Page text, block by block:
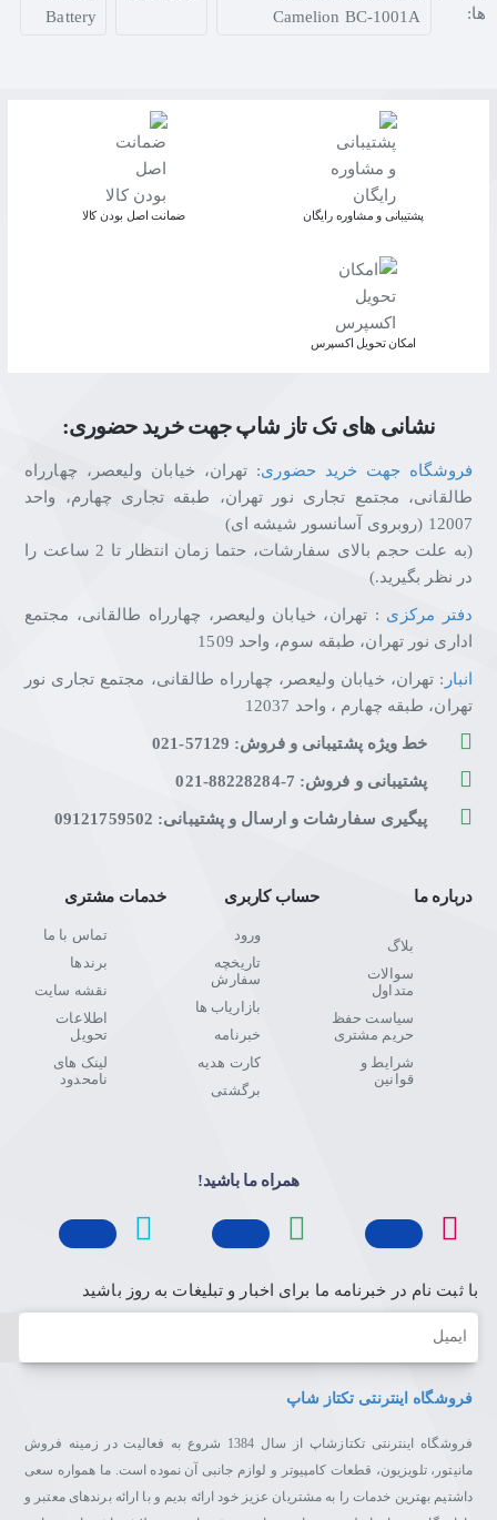
ها:
Camelion BC-1001A
Battery
پشتیبانی و مشاوره رایگان ﺿﻤﺎﻧﺖ اﺻﻞ ﺑﻮدن ﮐﺎﻟﺎ
اﻣﮑﺎن ﺗﺤﻮﯾﻞ اﮐﺴﭙﺮس
نشانی های تک تاز شاپ جهت خرید حضوری:
فروشگاه جهت خرید حضوری: تهران، خیابان ولیعصر، چهارراه
طالقانی، مجتمع تجاری نور تهران، طبقه تجاری چهارم، واحد
12007 (روبروی آسانسور شیشه ای)
(به علت حجم بالای سفارشات، حتما زمان انتظار تا 2 ساعت را
در نظر بگیرید.)
دفتر مرکزی : تهران، خیابان ولیعصر، چهارراه طالقانی، مجتمع
اداری نور تهران، طبقه سوم، واحد 1509
انبار : تهران، خیابان ولیعصر، چهارراه طالقانی، مجتمع تجاری نور
تهران، طبقه چهارم ، واحد 12037
خط ویژه پشتیبانی و فروش: 57129-021
پشتیبانی و فروش: 7-88228284-021
پیگیری سفارشات و ارسال و پشتیبانی: 09121759502
درباره ما
بلاگ
سوالات
متداول
سیاست حفظ
حریم مشتری
شرایط و
قوانین
حساب کاربری
ورود
تاریخچه
سفارش
بازاریاب ها
خبرنامه
کارت هدیه
برگشتی
خدمات مشتری
تماس با ما
برندها
نقشه سایت
اطلاعات
تحویل
لینک های
نامحدود
همراه ما باشید!
با ثبت نام در خبرنامه ما برای اخبار و تبلیغات به روز باشید
ایمیل
فروشگاه اینترنتی تکتاز شاپ
فروشگاه اینترنتی تکتازشاپ از سال 1384 شروع به فعالیت در زمینه فروش
مانیتور، تلویزیون، قطعات کامپیوتر و لوازم جانبی آن نموده است. ما همواره سعی
داشتیم بهترین خدمات را به مشتریان عزیز خود ارائه بدیم و با ارائه برندهای معتبر و